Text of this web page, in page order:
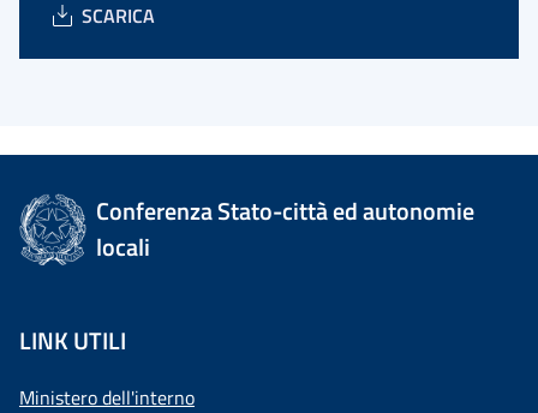
SCARICA
Conferenza Stato-città ed autonomie
locali
LINK UTILI
Ministero dell'interno